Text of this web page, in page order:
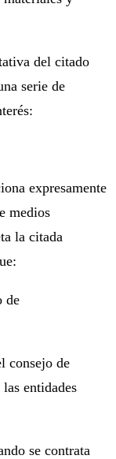
del citado
serie de
expresamente
medios
la citada
de
consejo de
entidades
se contrata